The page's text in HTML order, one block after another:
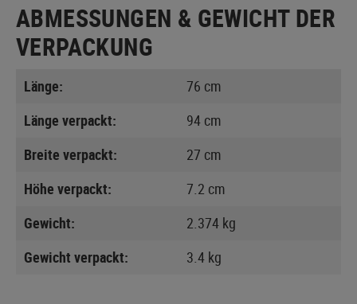
ABMESSUNGEN & GEWICHT DER
VERPACKUNG
Länge:
76 cm
Länge verpackt:
94 cm
Breite verpackt:
27 cm
Höhe verpackt:
7.2 cm
Gewicht:
2.374 kg
Gewicht verpackt:
3.4 kg